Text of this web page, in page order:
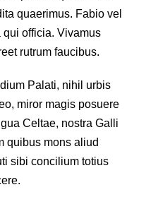
quaerimus. Fabio vel
officia. Vivamus
rutrum faucibus.
Palati, nihil urbis
miror magis posuere
Celtae, nostra Galli
quibus mons aliud
sibi concilium totius